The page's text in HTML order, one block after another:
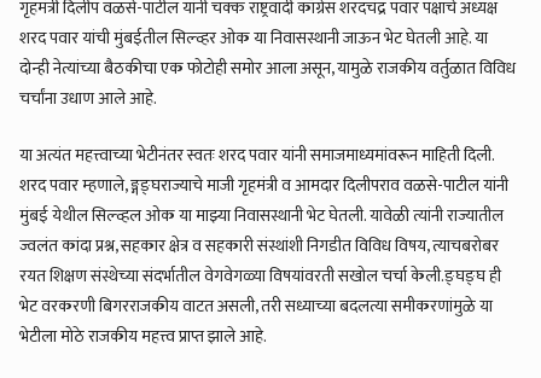
गृहमंत्री दिलीप वळसे-पाटील यांनी चक्क राष्ट्रवादी काँग्रेस शरदचंद्र पवार पक्षाचे अध्यक्ष
शरद पवार यांची मुंबईतील सिल्व्हर ओक या निवासस्थानी जाऊन भेट घेतली आहे. या
दोन्ही नेत्यांच्या बैठकीचा एक फोटोही समोर आला असून, यामुळे राजकीय वर्तुळात विविध
चर्चांना उधाण आले आहे.
या अत्यंत महत्त्वाच्या भेटीनंतर स्वतः शरद पवार यांनी समाजमाध्यमांवरून माहिती दिली.
शरद पवार म्हणाले, ङ्गङ्घराज्याचे माजी गृहमंत्री व आमदार दिलीपराव वळसे-पाटील यांनी
मुंबई येथील सिल्व्हल ओक या माझ्या निवासस्थानी भेट घेतली. यावेळी त्यांनी राज्यातील
ज्वलंत कांदा प्रश्न, सहकार क्षेत्र व सहकारी संस्थांशी निगडीत विविध विषय, त्याचबरोबर
रयत शिक्षण संस्थेच्या संदर्भातील वेगवेगळ्या विषयांवरती सखोल चर्चा केली.ङ्घङ्घ ही
भेट वरकरणी बिगरराजकीय वाटत असली, तरी सध्याच्या बदलत्या समीकरणांमुळे या
भेटीला मोठे राजकीय महत्त्व प्राप्त झाले आहे.